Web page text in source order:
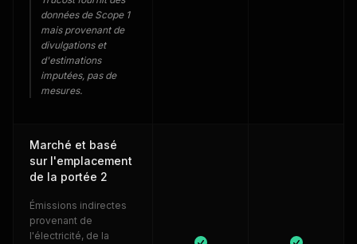
données de Scope 1
mais provenant de
divulgations et
d'estimations
imputées, pas de
mesures.
Marché et basé
sur l'emplacement
de la portée 2
Émissions indirectes
provenant de
l'électricité, de la